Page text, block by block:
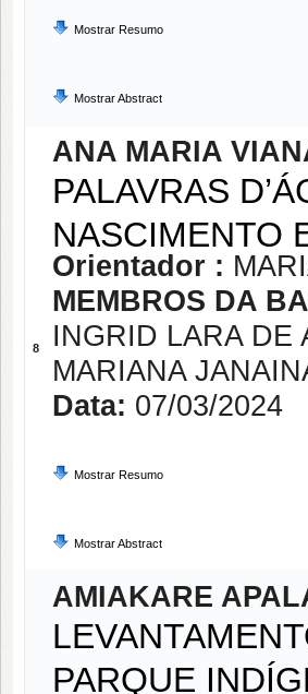
Mostrar Resumo
Mostrar Abstract
8
ANA MARIA
PALAVRAS
NASCIMENTO
Orientador :
MEMBROS DA
INGRID LARA DE
MARIANA
Data: 07/03/2024
Mostrar Resumo
Mostrar Abstract
AMIAKARE
PARQUE